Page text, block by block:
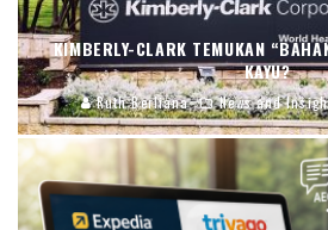
KIMBERLY-CLARK TEMUKAN
KAYU?
Ruth Berliana News and